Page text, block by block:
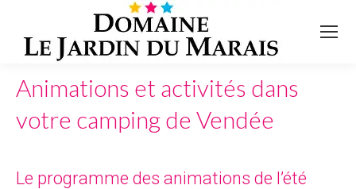
Animations et activités dans
votre camping de Vendée
Le programme des animations de l’été